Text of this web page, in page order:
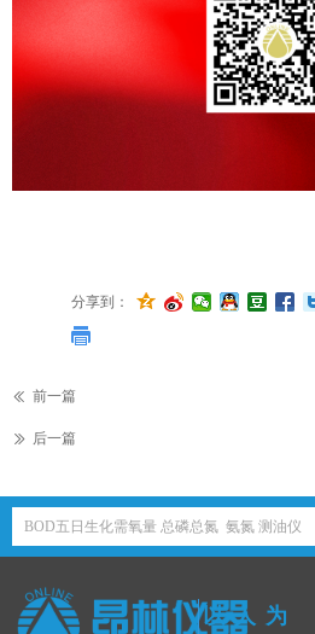
ꅃ 前一篇
ꅀ 后一篇
分享到：
以人为